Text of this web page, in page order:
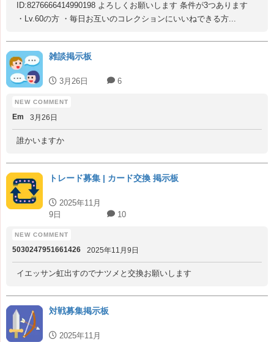
ID:8276666414990198 よろしくお願いします 条件が3つあります
・Lv.60の方 ・毎日お互いのコレクションにいいねできる方...
雑談掲示板
3月26日 6
Em 3月26日
誰かいますか
トレード募集 | カード交換 掲示板
2025年11月
9日
10
5030247951661426 2025年11月9日
イエッサン虹出すのでナツメと交換お願いします
対戦募集掲示板
2025年11月